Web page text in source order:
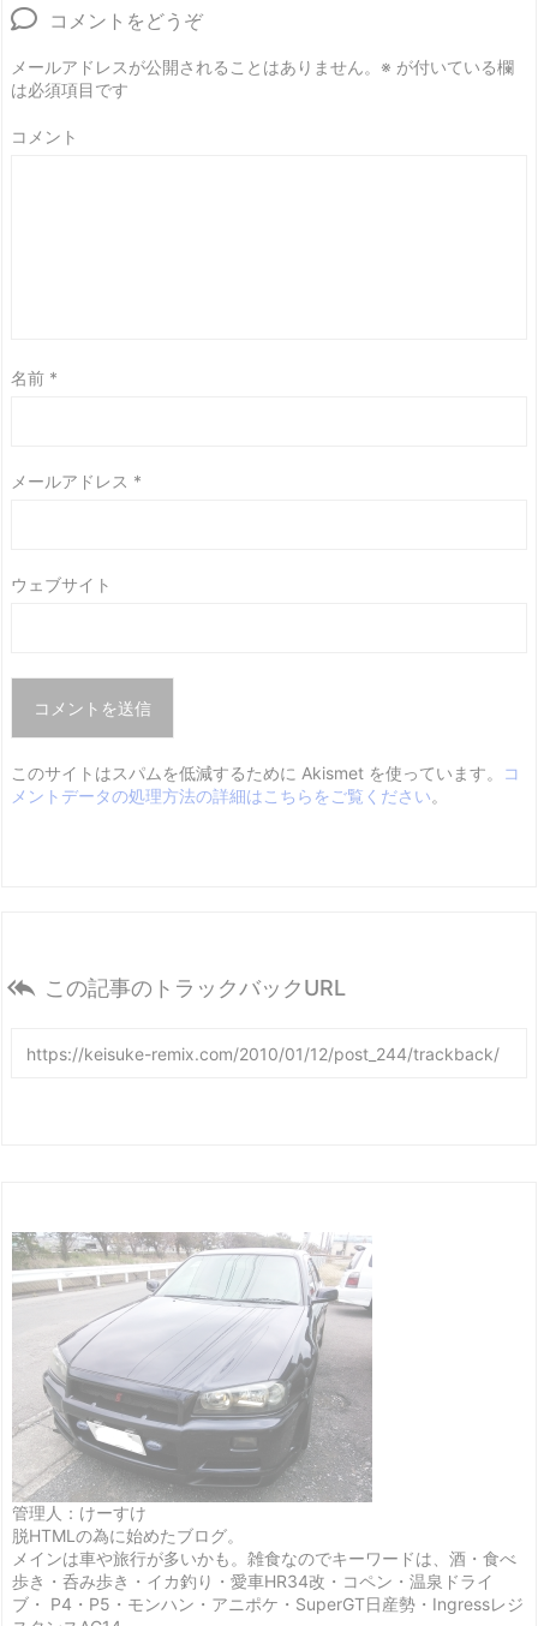
コメントをどうぞ
メールアドレスが公開されることはありません。 ※ が付いている欄
は必須項目です
コメント
名前 *
メールアドレス *
ウェブサイト
このサイトはスパムを低減するために Akismet を使っています。
コ
メントデータの処理方法の詳細はこちらをご覧ください。
 この記事のトラックバックURL
管理人：けーすけ
脱HTMLの為に始めたブログ。
メインは車や旅行が多いかも。雑食なのでキーワードは、酒・食べ
歩き・呑み歩き・イカ釣り・愛車HR34改・コペン・温泉ドライ
ブ・ P4・P5・モンハン・アニポケ・SuperGT日産勢・Ingressレジ